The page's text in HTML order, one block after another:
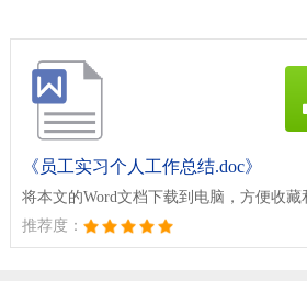
《员工实习个人工作总结.doc》
将本文的Word文档下载到电脑，方便收藏
推荐度：